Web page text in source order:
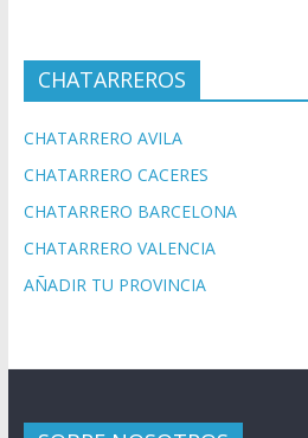
CHATARREROS
CHATARRERO AVILA
CHATARRERO CACERES
CHATARRERO BARCELONA
CHATARRERO VALENCIA
AÑADIR TU PROVINCIA